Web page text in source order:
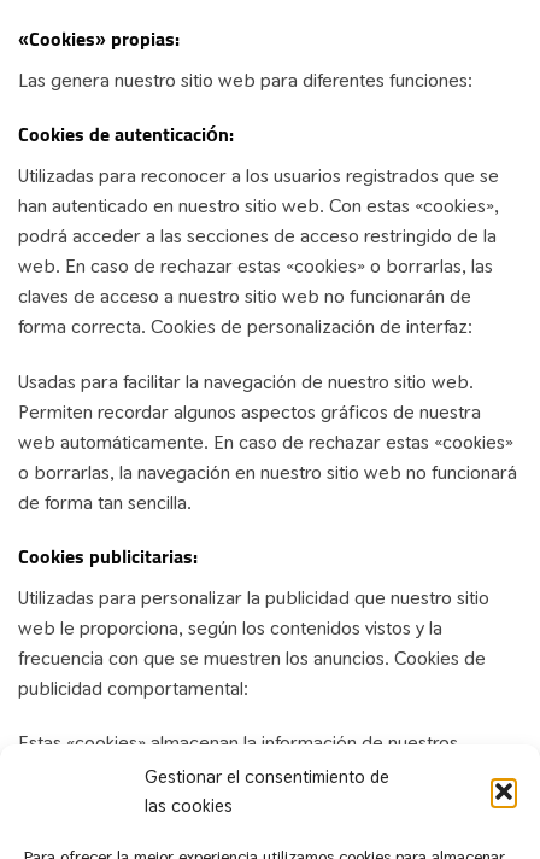
Gestionar el consentimiento de
las cookies
«Cookies» propias:
Las genera nuestro sitio web para diferentes funciones:
Cookies de autenticación:
Utilizadas para reconocer a los usuarios registrados que se
han autenticado en nuestro sitio web. Con estas «cookies»,
podrá acceder a las secciones de acceso restringido de la
web. En caso de rechazar estas «cookies» o borrarlas, las
claves de acceso a nuestro sitio web no funcionarán de
forma correcta. Cookies de personalización de interfaz:
Usadas para facilitar la navegación de nuestro sitio web.
Permiten recordar algunos aspectos gráficos de nuestra
web automáticamente. En caso de rechazar estas «cookies»
o borrarlas, la navegación en nuestro sitio web no funcionará
de forma tan sencilla.
Cookies publicitarias:
Utilizadas para personalizar la publicidad que nuestro sitio
web le proporciona, según los contenidos vistos y la
frecuencia con que se muestren los anuncios. Cookies de
publicidad comportamental:
Estas «cookies» almacenan la información de nuestros
usuarios y su comportamiento para después ofrecer, en los
espacios publicitarios disponibles, información relevante para